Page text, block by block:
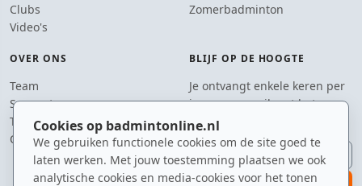
Cookies op badmintonline.nl
We gebruiken functionele cookies om de site goed te
laten werken. Met jouw toestemming plaatsen we ook
analytische cookies en media-cookies voor het tonen
Clubs
Video's
Zomerbadminton
OVER ONS
Team
Supporters
Tip de redactie
Contact
BLIJF OP DE HOOGTE
Je ontvangt enkele keren per
jaar een e-mail met het
laatste badmintonnieuws.
E-mailadres